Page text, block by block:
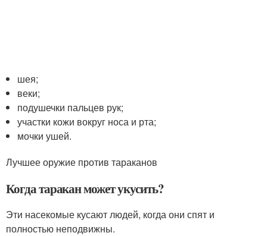
шея;
веки;
подушечки пальцев рук;
участки кожи вокруг носа и рта;
мочки ушей.
Лучшее оружие против тараканов
Когда таракан может укусить?
Эти насекомые кусают людей, когда они спят и
полностью неподвижны.